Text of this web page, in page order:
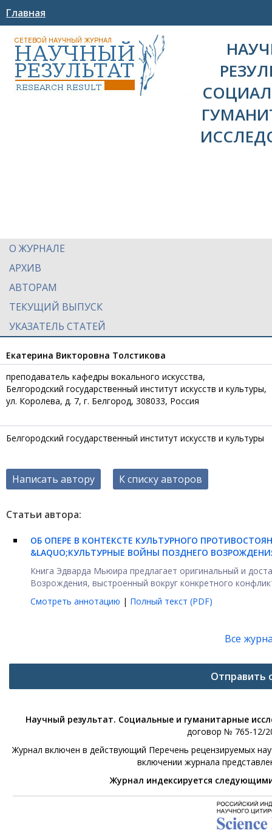
Главная
О ЖУРНАЛЕ
АРХИВ
АВТОРАМ
ТЕКУЩИЙ ВЫПУСК
УКАЗАТЕЛЬ СТАТЕЙ
Екатерина Викторовна Толстикова
преподаватель кафедры вокального искусства,
Белгородский государственный институт искусств и культуры,
ул. Королева, д. 7, г. Белгород, 308033, Россия
Белгородский государственный институт искусств и культуры
Написать автору К списку авторов
Статьи автора:
ОБ ОПЕРЕ В КОНТЕКСТЕ КУЛЬТУРНОГО
&LAQUO;КУЛЬТУРНЫЕ ВОЙНЫ ПОЗДНЕГО
Книга Эдварда Мьюира предлагает оригинальный и
Возрождения, выстроенный вокруг конкретного
Смотреть аннотацию | Полный текст (PDF)
Все
Отправить
Научный результат. Социальные и гуманитарные
договор № 765-12/
Журнал включен в действующий Перечень рецензируемых
включении журнала
Журнал индексируется